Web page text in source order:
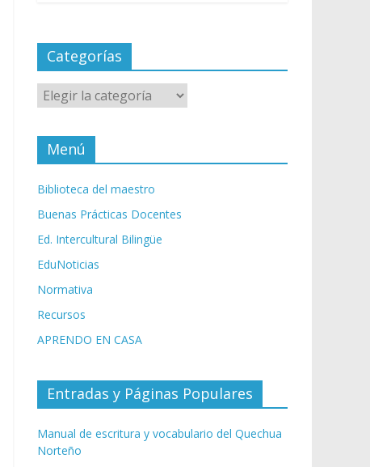
Categorías
Categorías
Menú
Biblioteca del maestro
Buenas Prácticas Docentes
Ed. Intercultural Bilingüe
EduNoticias
Normativa
Recursos
APRENDO EN CASA
Entradas y Páginas Populares
Manual de escritura y vocabulario del Quechua
Norteño